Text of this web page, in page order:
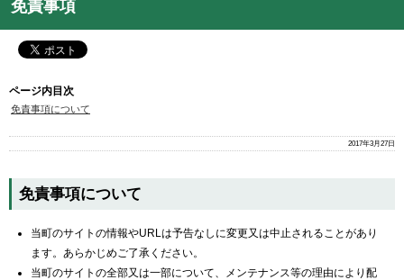
ュ
免責事項
ページ内目次
免責事項について
2017年3月27日
免責事項について
当町のサイトの情報やURLは予告なしに変更又は中止されることがあり
ます。あらかじめご了承ください。
当町のサイトの全部又は一部について、メンテナンス等の理由により配